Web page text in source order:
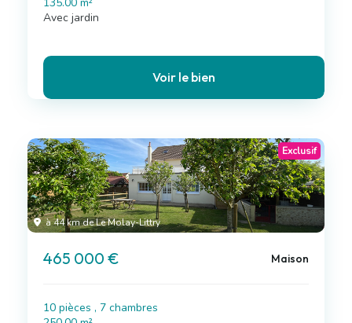
Avec jardin
Voir le bien
à 44 km de Le Molay-Littry
Exclusif
465 000 € Maison
10 pièces , 7 chambres